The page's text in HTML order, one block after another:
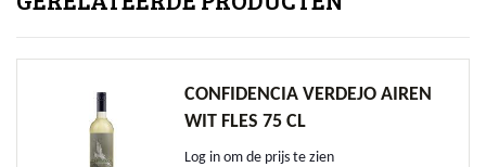
CONFIDENCIA VERDEJO AIREN
WIT FLES 75 CL
Log in om de prijs te zien